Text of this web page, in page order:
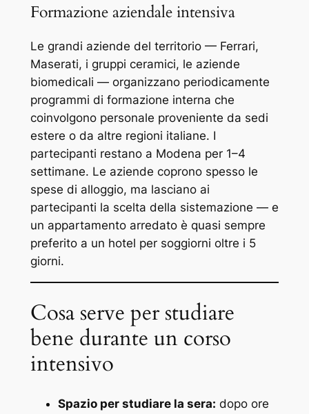
Formazione aziendale intensiva
Le grandi aziende del territorio — Ferrari,
Maserati, i gruppi ceramici, le aziende
biomedicali — organizzano periodicamente
programmi di formazione interna che
coinvolgono personale proveniente da sedi
estere o da altre regioni italiane. I
partecipanti restano a Modena per 1–4
settimane. Le aziende coprono spesso le
spese di alloggio, ma lasciano ai
partecipanti la scelta della sistemazione — e
un appartamento arredato è quasi sempre
preferito a un hotel per soggiorni oltre i 5
giorni.
Cosa serve per studiare
bene durante un corso
intensivo
Spazio per studiare la sera: dopo ore